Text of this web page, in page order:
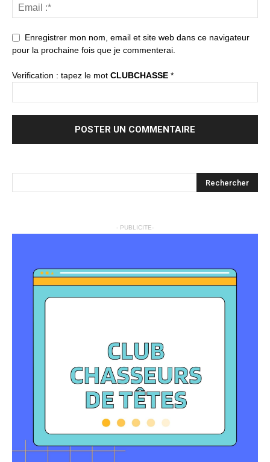
Enregistrer mon nom, email et site web dans ce navigateur
pour la prochaine fois que je commenterai.
Verification : tapez le mot CLUBCHASSE *
- PUBLICITE-